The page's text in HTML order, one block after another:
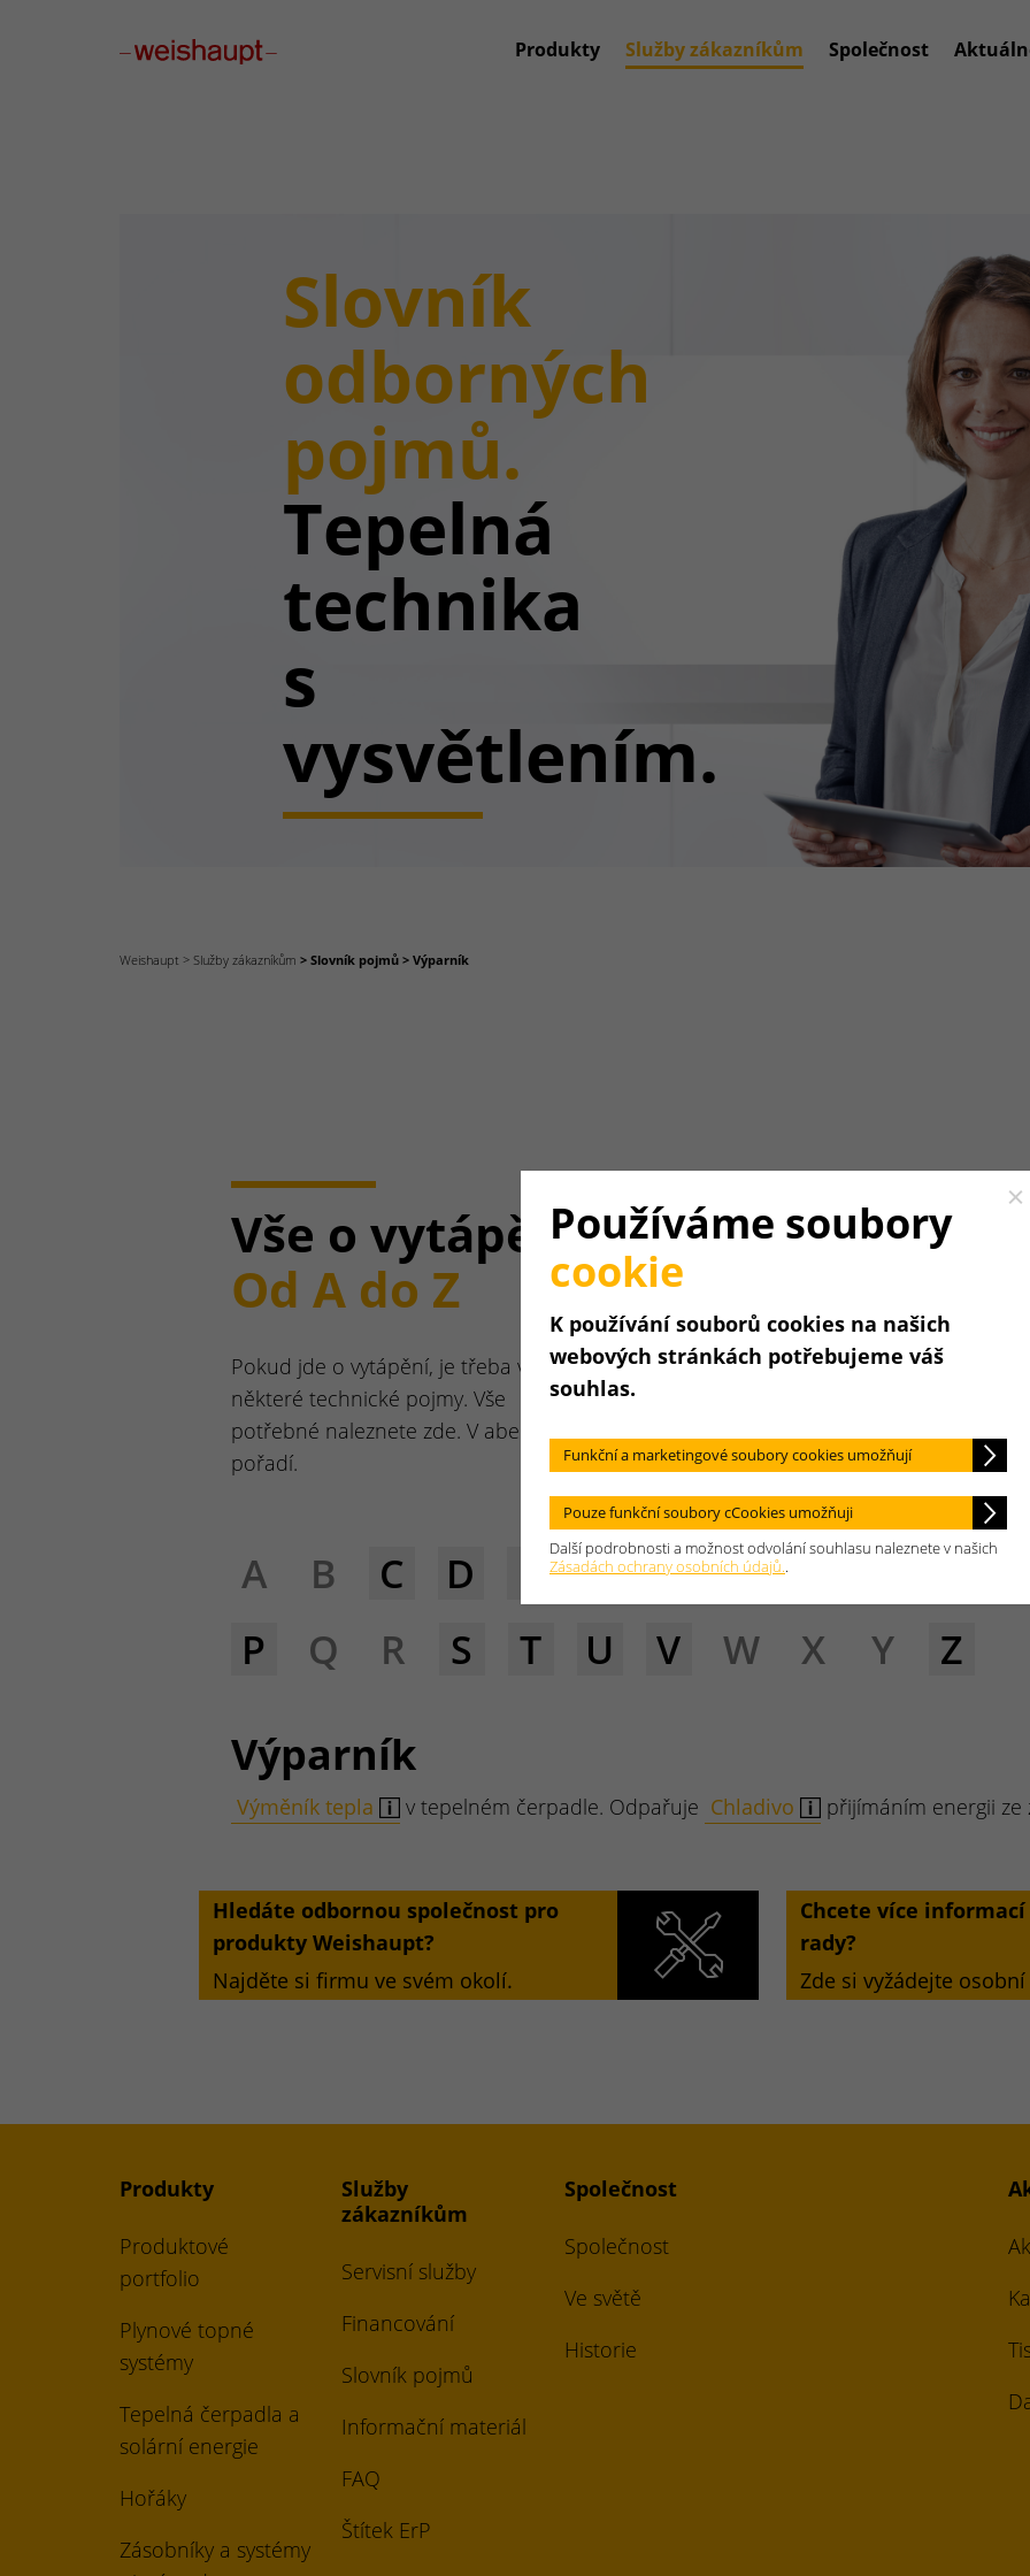
Produkty Služby zákazníkům Společnost
Slovník
odborných
pojmů.
Tepelná
technika
s
vysvětlením.
Weishaupt Služby zákazníkům Slovník pojmů Výparník
Vše o vytápění.
Od A do Z
Pokud jde o vytápění, je třeba vysvětlit
některé technické pojmy. Vše
potřebné naleznete zde. V abecedním
pořadí.
A B C D F G H
P
Q R S T U V W X Y Z
Výparník
Výměník tepla v tepelném čerpadle. Odpařuje Chladivo přijímáním energii ze
Hledáte odbornou společnost pro
produkty Weishaupt?
Najděte si firmu ve svém okolí.
Chcete více
rady?
Zde si vyžádejte
Produkty
Produktové
portfolio
Plynové topné
systémy
Tepelná čerpadla a
solární energie
Hořáky
Zásobníky a systémy
Služby
zákazníkům
Servisní služby
Financování
Slovník pojmů
Informační materiál
FAQ
Štítek ErP
Společnost
Společnost
Ve světě
Historie
Používáme soubory
cookie
K používání souborů cookies na našich
webových stránkách potřebujeme váš
souhlas.
Funkční a marketingové soubory cookies umožňují
Pouze funkční soubory cCookies umožňuji
Další podrobnosti a možnost odvolání souhlasu naleznete v našich
Zásadách ochrany osobních údajů..